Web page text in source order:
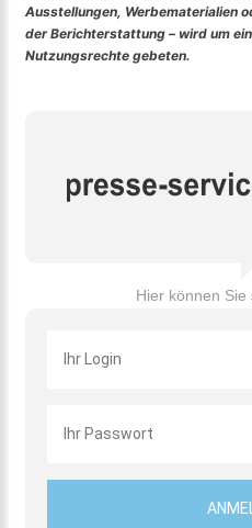
Ausstellungen, Werbematerialien
der Berichterstattung – wird um
Nutzungsrechte gebeten.
Hier können Sie